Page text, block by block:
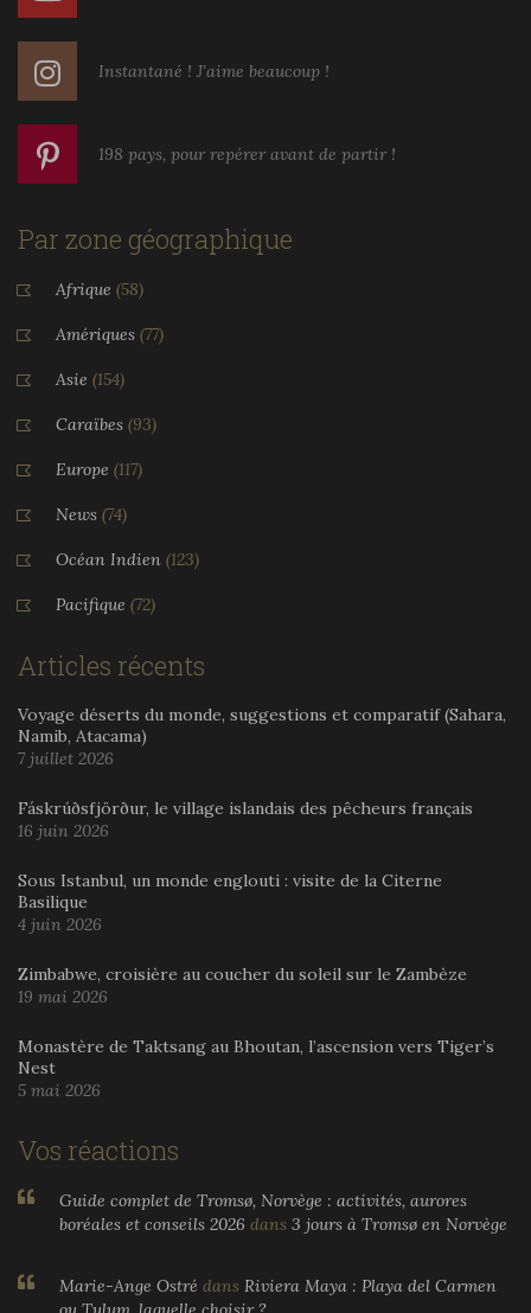
Instantané ! J'aime beaucoup !
198 pays, pour repérer avant de partir !
Par zone géographique
Afrique (58)
Amériques (77)
Asie (154)
Caraïbes (93)
Europe (117)
News (74)
Océan Indien (123)
Pacifique (72)
Articles récents
Voyage déserts du monde, suggestions et comparatif (Sahara,
Namib, Atacama)
7 juillet 2026
Fáskrúðsfjörður, le village islandais des pêcheurs français
16 juin 2026
Sous Istanbul, un monde englouti : visite de la Citerne
Basilique
4 juin 2026
Zimbabwe, croisière au coucher du soleil sur le Zambèze
19 mai 2026
Monastère de Taktsang au Bhoutan, l’ascension vers Tiger’s
Nest
5 mai 2026
Vos réactions
Guide complet de Tromsø, Norvège : activités, aurores
boréales et conseils 2026 dans 3 jours à Tromsø en Norvège
Marie-Ange Ostré dans Riviera Maya : Playa del Carmen